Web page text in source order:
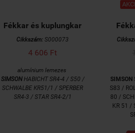
Fékkar és kuplungkar
Cikkszám: S000073
4 606 Ft
alumínium lemezes
SIMSONHABICHT SR4-4 / S50 /
SCHWALBE KR51/1 / SPERBER
SR4-3 / STAR SR4-2/1
SIMSON
S83 /
80 /
KR 51 /